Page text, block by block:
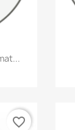
favorite_border